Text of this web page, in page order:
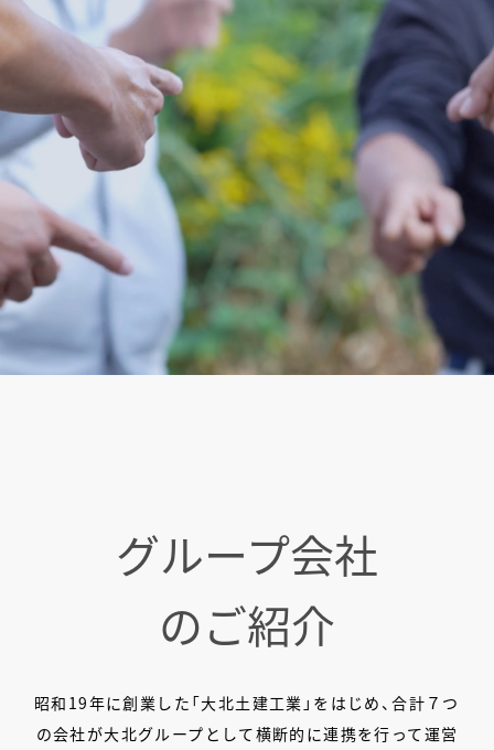
TOP
NEWS
コンセプト
グループ情報
お問い合わせ
グループ会社
のご紹介
昭和19年に創業した「大北土建工業」をはじめ、合計７つ
の会社が大北グループとして横断的に連携を行って運営